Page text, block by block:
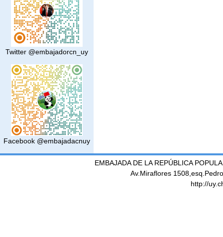
Twitter @embajadorcn_uy
Facebook @embajadacnuy
EMBAJADA DE LA REPÚBLICA
Av.Miraflores
http://